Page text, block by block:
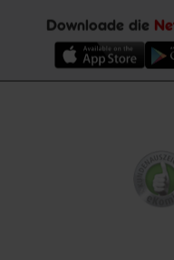
Downloade die